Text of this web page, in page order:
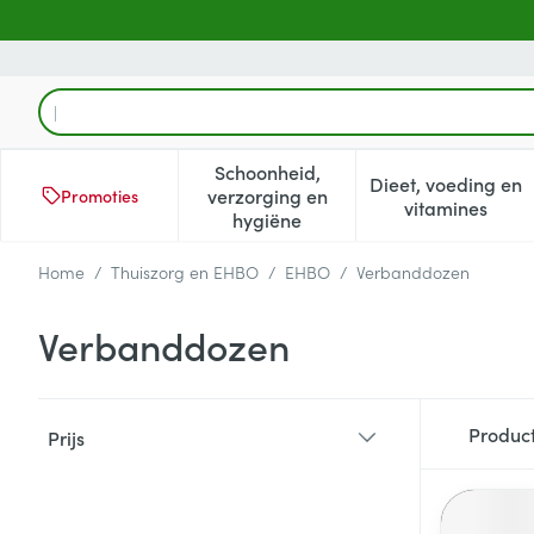
Product, merk, categorie...
Promoties
Schoonheid,
verzorging en
hygiëne
Toon submenu voor
Dieet, voeding en
vitamines
Toon
Home / Thuiszorg en EHBO / EHBO / Verbanddozen
Verbanddozen
Prijs